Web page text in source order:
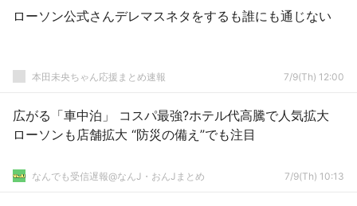
ローソン公式さんデレマスネタをするも誰にも通じない
本田未央ちゃん応援まとめ速報 7/9(Th) 12:00
広がる「車中泊」 コスパ最強?ホテル代高騰で人気拡大
ローソンも店舗拡大 “防災の備え”でも注目
なんでも受信遅報@なんJ・おんJまとめ 7/9(Th) 10:13